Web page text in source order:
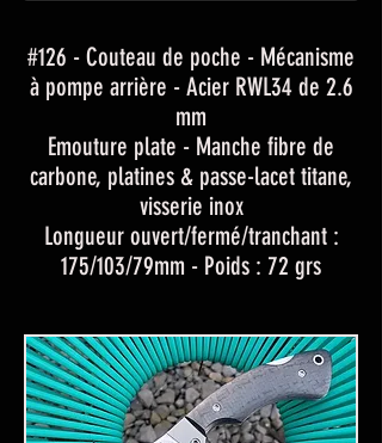
#126 - Couteau de poche - Mécanisme
à pompe arrière - Acier RWL34 de 2.6
mm
Emouture plate - Manche fibre de
carbone, platines & passe-lacet titane,
visserie inox
Longueur ouvert/fermé/tranchant :
175/103/79mm - Poids : 72 grs